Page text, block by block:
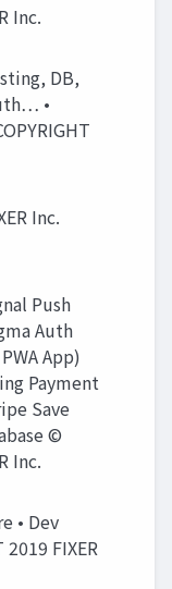
Inc.
DB,
•
Inc.
Push
Auth
App)
Payment
Save
©
Inc.
• Dev
FIXER